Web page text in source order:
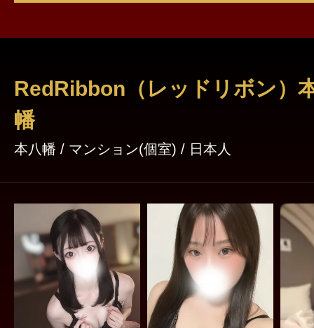
す。 ご利用の際は事前にお電話にてご予約く
すのでご注意ください。 無断キャンセルをされたお客様につきま
しては、今後のご予約をお断りさせていただ
何卒ご理解のほどよろしくお願いいたします。 最高級のリラクゼ
ーション空間で、心と体を解きほぐす至福の
RedRibbon（レッドリボン）
幡
本八幡 / マンション(個室) / 日本人